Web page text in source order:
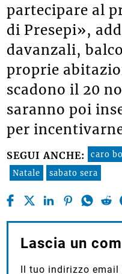
partecipare al
di Presepi»,
davanzali,
proprie
scadono il 20
saranno poi
per
SEGUI ANCHE: caro
Natale
sabato sera
Lascia un
Il tuo indirizzo email